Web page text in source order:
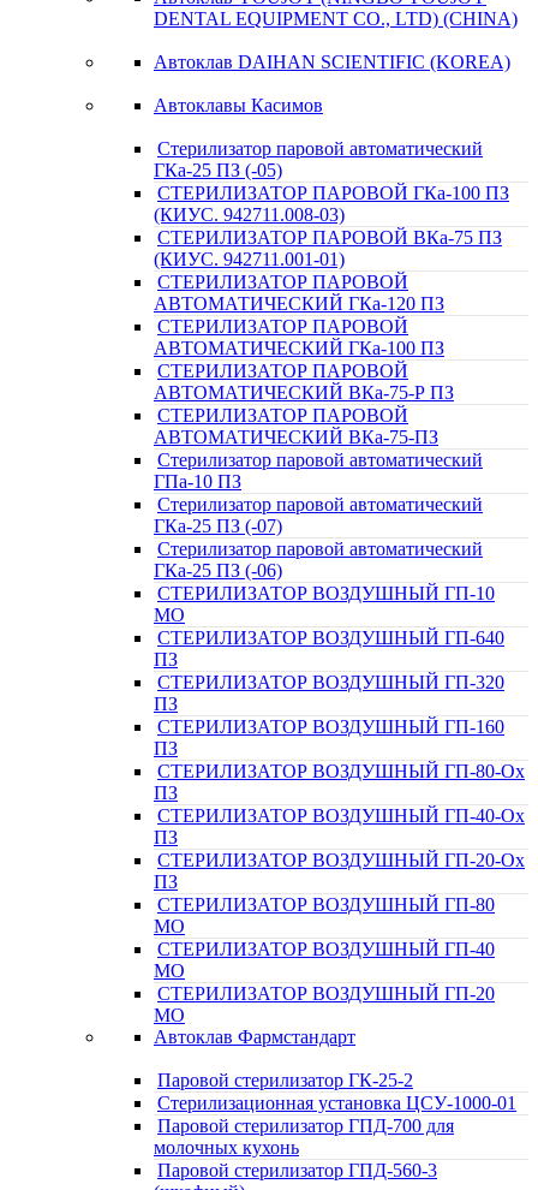
DENTAL EQUIPMENT CO., LTD) (CHINA)
Автоклав DAIHAN SCIENTIFIC (KOREA)
Автоклавы Касимов
Стерилизатор паровой автоматический
ГКа-25 ПЗ (-05)
СТЕРИЛИЗАТОР ПАРОВОЙ ГКа-100 ПЗ
(КИУС. 942711.008-03)
СТЕРИЛИЗАТОР ПАРОВОЙ ВКа-75 ПЗ
(КИУС. 942711.001-01)
СТЕРИЛИЗАТОР ПАРОВОЙ
АВТОМАТИЧЕСКИЙ ГКа-120 ПЗ
СТЕРИЛИЗАТОР ПАРОВОЙ
АВТОМАТИЧЕСКИЙ ГКа-100 ПЗ
СТЕРИЛИЗАТОР ПАРОВОЙ
АВТОМАТИЧЕСКИЙ ВКа-75-Р ПЗ
СТЕРИЛИЗАТОР ПАРОВОЙ
АВТОМАТИЧЕСКИЙ ВКа-75-ПЗ
Стерилизатор паровой автоматический
ГПа-10 ПЗ
Стерилизатор паровой автоматический
ГКа-25 ПЗ (-07)
Стерилизатор паровой автоматический
ГКа-25 ПЗ (-06)
СТЕРИЛИЗАТОР ВОЗДУШНЫЙ ГП-10
МО
СТЕРИЛИЗАТОР ВОЗДУШНЫЙ ГП-640
ПЗ
СТЕРИЛИЗАТОР ВОЗДУШНЫЙ ГП-320
ПЗ
СТЕРИЛИЗАТОР ВОЗДУШНЫЙ ГП-160
ПЗ
СТЕРИЛИЗАТОР ВОЗДУШНЫЙ ГП-80-Ох
ПЗ
СТЕРИЛИЗАТОР ВОЗДУШНЫЙ ГП-40-Ох
ПЗ
СТЕРИЛИЗАТОР ВОЗДУШНЫЙ ГП-20-Ох
ПЗ
СТЕРИЛИЗАТОР ВОЗДУШНЫЙ ГП-80
МО
СТЕРИЛИЗАТОР ВОЗДУШНЫЙ ГП-40
МО
СТЕРИЛИЗАТОР ВОЗДУШНЫЙ ГП-20
МО
Автоклав Фармстандарт
Паровой стерилизатор ГК-25-2
Стерилизационная установка ЦСУ-1000-01
Паровой стерилизатор ГПД-700 для
молочных кухонь
Паровой стерилизатор ГПД-560-3